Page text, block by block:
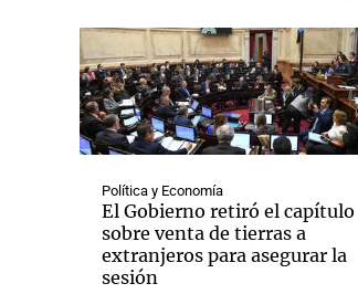
Política y Economía
El Gobierno retiró el capítulo
sobre venta de tierras a
extranjeros para asegurar la
sesión